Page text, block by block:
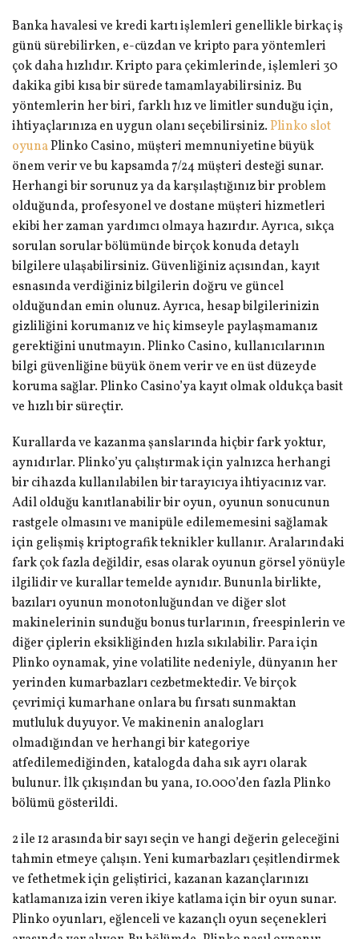
Banka havalesi ve kredi kartı işlemleri genellikle birkaç iş
günü sürebilirken, e-cüzdan ve kripto para yöntemleri
çok daha hızlıdır. Kripto para çekimlerinde, işlemleri 30
dakika gibi kısa bir sürede tamamlayabilirsiniz. Bu
yöntemlerin her biri, farklı hız ve limitler sunduğu için,
ihtiyaçlarınıza en uygun olanı seçebilirsiniz. Plinko slot
oyunaPlinko Casino, müşteri memnuniyetine büyük
önem verir ve bu kapsamda 7/24 müşteri desteği sunar.
Herhangi bir sorunuz ya da karşılaştığınız bir problem
olduğunda, profesyonel ve dostane müşteri hizmetleri
ekibi her zaman yardımcı olmaya hazırdır. Ayrıca, sıkça
sorulan sorular bölümünde birçok konuda detaylı
bilgilere ulaşabilirsiniz. Güvenliğiniz açısından, kayıt
esnasında verdiğiniz bilgilerin doğru ve güncel
olduğundan emin olunuz. Ayrıca, hesap bilgilerinizin
gizliliğini korumanız ve hiç kimseyle paylaşmamanız
gerektiğini unutmayın. Plinko Casino, kullanıcılarının
bilgi güvenliğine büyük önem verir ve en üst düzeyde
koruma sağlar. Plinko Casino’ya kayıt olmak oldukça basit
ve hızlı bir süreçtir.
Kurallarda ve kazanma şanslarında hiçbir fark yoktur,
aynıdırlar. Plinko’yu çalıştırmak için yalnızca herhangi
bir cihazda kullanılabilen bir tarayıcıya ihtiyacınız var.
Adil olduğu kanıtlanabilir bir oyun, oyunun sonucunun
rastgele olmasını ve manipüle edilememesini sağlamak
için gelişmiş kriptografik teknikler kullanır. Aralarındaki
fark çok fazla değildir, esas olarak oyunun görsel yönüyle
ilgilidir ve kurallar temelde aynıdır. Bununla birlikte,
bazıları oyunun monotonluğundan ve diğer slot
makinelerinin sunduğu bonus turlarının, freespinlerin ve
diğer çiplerin eksikliğinden hızla sıkılabilir. Para için
Plinko oynamak, yine volatilite nedeniyle, dünyanın her
yerinden kumarbazları cezbetmektedir. Ve birçok
çevrimiçi kumarhane onlara bu fırsatı sunmaktan
mutluluk duyuyor. Ve makinenin analogları
olmadığından ve herhangi bir kategoriye
atfedilemediğinden, katalogda daha sık ayrı olarak
bulunur. İlk çıkışından bu yana, 10.000’den fazla Plinko
bölümü gösterildi.
2 ile 12 arasında bir sayı seçin ve hangi değerin geleceğini
tahmin etmeye çalışın. Yeni kumarbazları çeşitlendirmek
ve fethetmek için geliştirici, kazanan kazançlarınızı
katlamanıza izin veren ikiye katlama için bir oyun sunar.
Plinko oyunları, eğlenceli ve kazançlı oyun seçenekleri